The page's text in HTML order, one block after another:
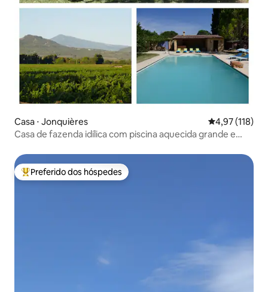
Casa ⋅ Jonquières 4,97 de uma
4,97 (118)
Casa de fazenda idílica com piscina aquecida grande e
Entre os melhores preferidos dos hóspedes
Preferido dos hóspedes